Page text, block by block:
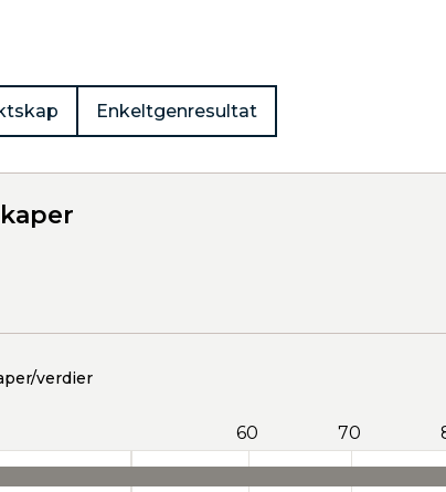
Enkeltgenresultat
verdier
60 70